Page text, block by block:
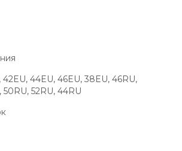
44EU, 46EU, 38EU, 46RU,
50RU, 52RU, 44RU